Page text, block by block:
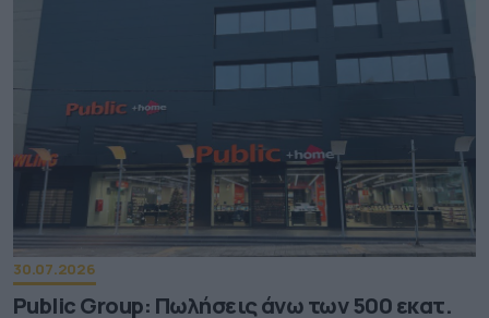
30.07.2026
Public Group: Πωλήσεις άνω των 500 εκατ.